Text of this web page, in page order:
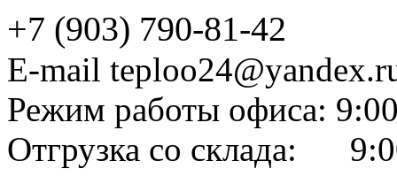
+7 (903) 790-81-42
E-mail
Режим работы офиса:
Отгрузка со склада: